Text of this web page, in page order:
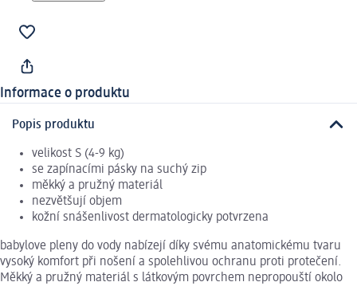
Informace o produktu
Popis produktu
velikost S (4-9 kg)
se zapínacími pásky na suchý zip
měkký a pružný materiál
nezvětšují objem
kožní snášenlivost dermatologicky potvrzena
babylove pleny do vody nabízejí díky svému anatomickému tvaru
vysoký komfort při nošení a spolehlivou ochranu proti protečení.
Měkký a pružný materiál s látkovým povrchem nepropouští okolo